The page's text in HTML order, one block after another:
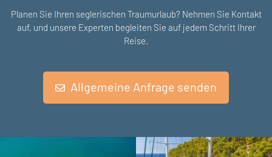
Planen Sie Ihren seglerischen Traumurlaub? Nehmen Sie Kontakt
auf, und unsere Experten begleiten Sie auf jedem Schritt Ihrer
Reise.
Allgemeine Anfrage senden